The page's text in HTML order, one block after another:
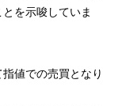
を示唆していま
値での売買となり